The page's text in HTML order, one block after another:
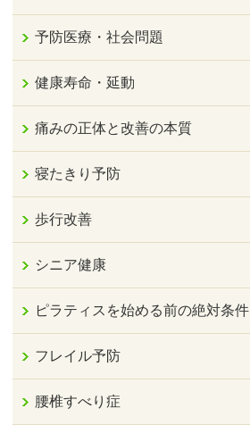
予防医療・社会問題
健康寿命・延動
痛みの正体と改善の本質
寝たきり予防
歩行改善
シニア健康
ピラティスを始める前の絶対条件
フレイル予防
腰椎すべり症